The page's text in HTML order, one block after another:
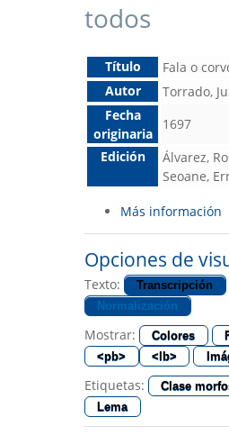
todos
Título
Fala o
Autor
Torrado,
Fecha
originaria
1697
Edición
Álvarez,
Seoane,
Más información
Opciones de
Texto: Transcripción
Normalización
Mostrar: Colores
<pb>
<lb>
Etiquetas:
Clase
Lema